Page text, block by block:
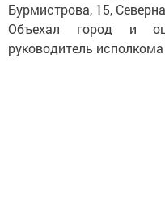
Бурмистрова, 15,
Объехал город и
руководитель